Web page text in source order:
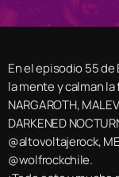
En el episodio 55 de
la mente y calman
NARGAROTH,
DARKENED
@altovoltajerock,
@wolfrockchile.